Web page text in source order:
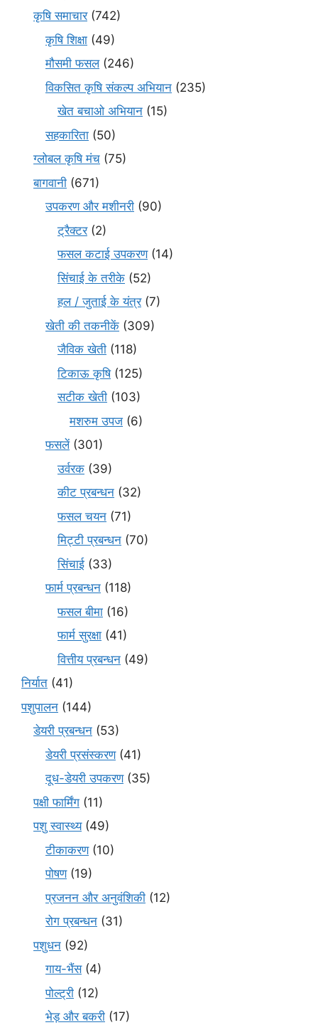
कृषि समाचार(742)
कृषि शिक्षा (49)
मौसमी फसल(246)
विकसित कृषि संकल्प अभियान (235)
खेत बचाओ अभियान (15)
सहकारिता (50)
ग्लोबल कृषि मंच (75)
बागवानी (671)
उपकरण और मशीनरी (90)
ट्रैक्टर(2)
फसल कटाई उपकरण(14)
सिंचाई के तरीके (52)
हल / जुताई के यंत्र(7)
खेती की तकनीकें (309)
जैविक खेती (118)
टिकाऊ कृषि(125)
सटीक खेती (103)
मशरुम उपज (6)
फसलें(301)
उर्वरक (39)
कीट प्रबन्धन (32)
फसल चयन (71)
मि‌ट्टी प्रबन्धन (70)
सिंचाई (33)
फार्म प्रबन्धन (118)
फसल बीमा (16)
फार्म सुरक्षा (41)
वित्तीय प्रबन्धन (49)
निर्यात (41)
पशुपालन (144)
डेयरी प्रबन्धन (53)
डेयरी प्रसंस्करण(41)
दूध-डेयरी उपकरण(35)
पक्षी फार्मिंग (11)
पशु स्वास्थ्य(49)
टीकाकरण(10)
पोषण(19)
प्रजनन और अनुवंशिकी (12)
रोग प्रबन्धन (31)
पशुधन (92)
गाय-भैंस(4)
पोल्ट्री (12)
भेड़ और बकरी (17)